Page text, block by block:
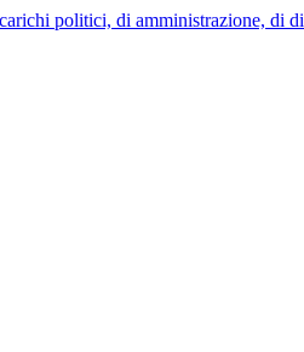
politici, di amministrazione, di